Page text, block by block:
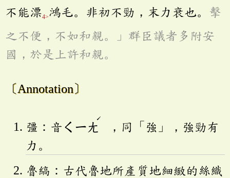
不能漂4>鴻毛。非初不勁，末力衰也。 擊
之不便，不如和親。」群臣議者多附安
國，於是上許和親。
〔Annotation〕
彊：音 ㄑㄧㄤ
ˊ
，同「強」，強勁有
力。
魯縞：古代魯地所產質地細緻的絲織